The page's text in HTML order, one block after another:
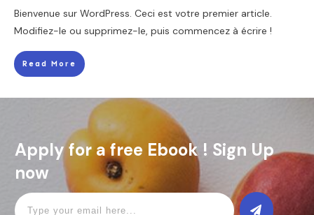
Bienvenue sur WordPress. Ceci est votre premier article.
Modifiez-le ou supprimez-le, puis commencez à écrire !
Read More
Apply for a free Ebook ! Sign Up
now